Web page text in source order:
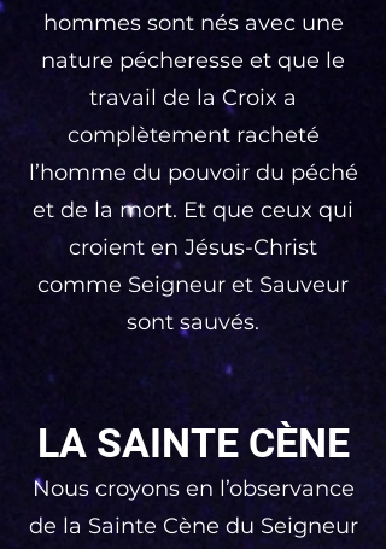
hommes sont nés avec une
nature pécheresse et que le
travail de la Croix a
complètement racheté
l’homme du pouvoir du péché
et de la mort. Et que ceux qui
croient en Jésus-Christ
comme Seigneur et Sauveur
sont sauvés.
LA SAINTE CÈNE
Nous croyons en l’observance
de la Sainte Cène du Seigneur